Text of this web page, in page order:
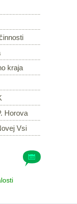
kraja
Horova
Vsi